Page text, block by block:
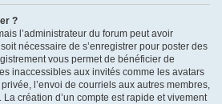
?
l’administrateur du forum peut avoir
nécessaire de s’enregistrer pour poster des
vous permet de bénéficier de
inaccessibles aux invités comme les avatars
l’envoi de courriels aux autres membres,
La création d’un compte est rapide et vivement